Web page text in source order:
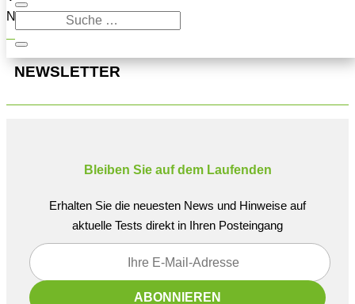
Navigation oben, um den Beitrag zu finden.
NEWSLETTER
Bleiben Sie auf dem Laufenden
Erhalten Sie die neuesten News und Hinweise auf
aktuelle Tests direkt in Ihren Posteingang